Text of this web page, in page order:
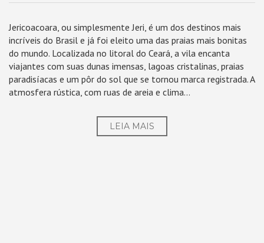
Jericoacoara, ou simplesmente Jeri, é um dos destinos mais
incríveis do Brasil e já foi eleito uma das praias mais bonitas
do mundo. Localizada no litoral do Ceará, a vila encanta
viajantes com suas dunas imensas, lagoas cristalinas, praias
paradisíacas e um pôr do sol que se tornou marca registrada. A
atmosfera rústica, com ruas de areia e clima...
LEIA MAIS